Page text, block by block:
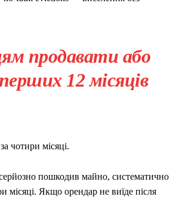
продавати або
12 місяців
чотири місяці.
пошкодив майно, систематично
місяці. Якщо орендар не виїде після